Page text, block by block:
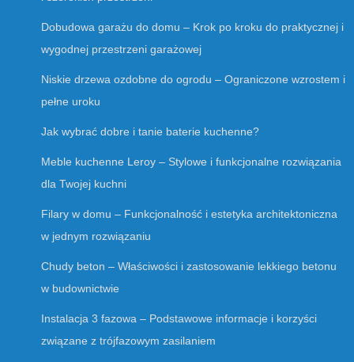
Dobudowa garażu do domu – Krok po kroku do praktycznej i
wygodnej przestrzeni garażowej
Niskie drzewa ozdobne do ogrodu – Ograniczone wzrostem i
pełne uroku
Jak wybrać dobre i tanie baterie kuchenne?
Meble kuchenne Leroy – Stylowe i funkcjonalne rozwiązania
dla Twojej kuchni
Filary w domu – Funkcjonalność i estetyka architektoniczna
w jednym rozwiązaniu
Chudy beton – Właściwości i zastosowanie lekkiego betonu
w budownictwie
Instalacja 3 fazowa – Podstawowe informacje i korzyści
związane z trójfazowym zasilaniem